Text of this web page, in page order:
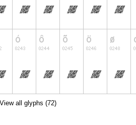
View all glyphs (72)